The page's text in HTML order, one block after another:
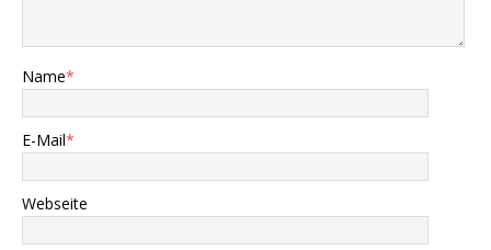
Name*
E-Mail*
Webseite